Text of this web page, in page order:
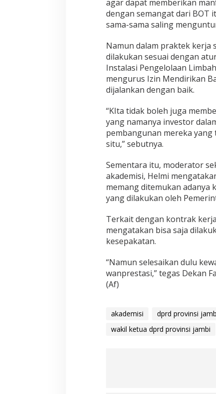
agar dapat memberikan
dengan semangat dari BOT
sama-sama saling
Namun dalam praktek kerja
dilakukan sesuai dengan
Instalasi Pengelolaan
mengurus Izin Mendirikan
dijalankan dengan baik.
“KIta tidak boleh juga
yang namanya investor
pembangunan mereka
situ,” sebutnya.
Sementara itu, moderator
akademisi, Helmi
memang ditemukan adanya
yang dilakukan oleh
Terkait dengan kontrak
mengatakan bisa saja
kesepakatan.
“Namun selesaikan dulu
wanprestasi,” tegas Dekan
(Af)
akademisi dprd provinsi
wakil ketua dprd provinsi jambi